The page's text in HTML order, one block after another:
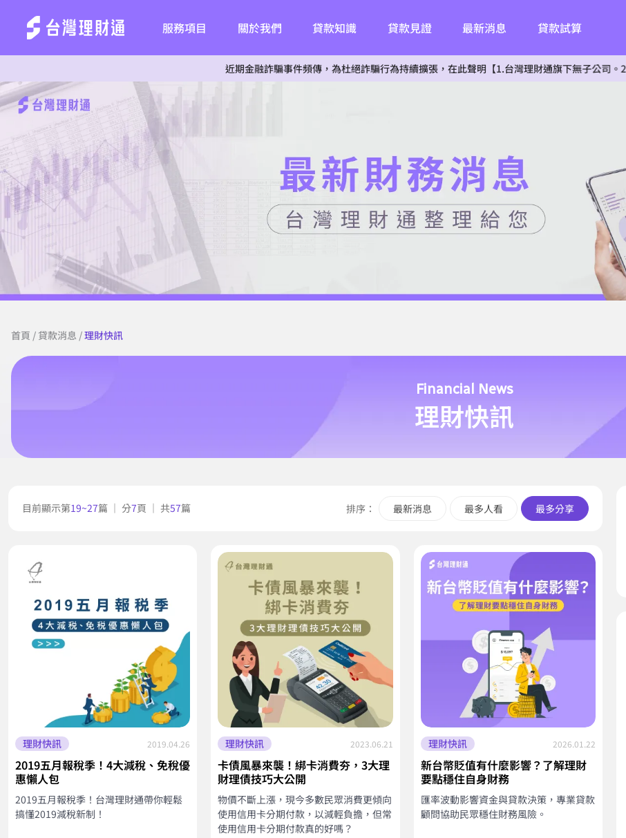
服務項目 關於我們 貸款知識 貸款見證 最新消息 貸款試算
近期金融詐騙事件頻傳，為杜絕詐騙行為持續擴張，在此聲明【1.台灣理財通旗下無子公司。2.無投
首頁 / 貸款消息 /理財快訊
Financial News
理財快訊
目前顯示第19~27篇 ｜ 分7頁 ｜ 共57篇 排序： 最新消息 最多人看 最多分享
理財快訊 2019.04.26
2019五月報稅季！4大減稅、免稅優
惠懶人包
2019五月報稅季！台灣理財通帶你輕鬆
搞懂2019減稅新制！
理財快訊 2023.06.21
卡債風暴來襲！綁卡消費夯，3大理
財理債技巧大公開
物價不斷上漲，現今多數民眾消費更傾向
使用信用卡分期付款，以減輕負擔，但常
使用信用卡分期付款真的好嗎？
理財快訊 2026.01.22
新台幣貶值有什麼影響？了解理財
要點穩住自身財務
匯率波動影響資金與貸款決策，專業貸款
顧問協助民眾穩住財務風險。